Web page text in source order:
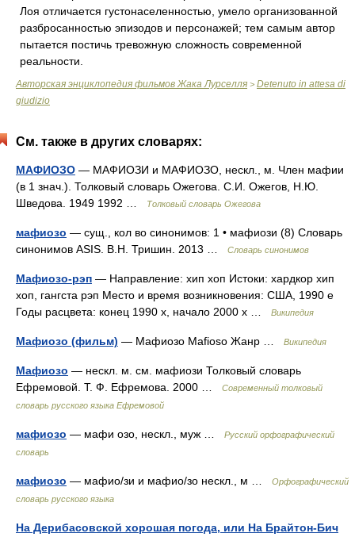
Лоя отличается густонаселенностью, умело организованной
разбросанностью эпизодов и персонажей; тем самым автор
пытается постичь тревожную сложность современной
реальности.
Авторская энциклопедия фильмов Жака Лурселля > Detenuto in attesa di
giudizio
См. также в других словарях:
МАФИОЗО — МАФИОЗИ и МАФИОЗО, нескл., м. Член мафии
(в 1 знач.). Толковый словарь Ожегова. С.И. Ожегов, Н.Ю.
Шведова. 1949 1992 …
Толковый словарь Ожегова
мафиозо — сущ., кол во синонимов: 1 • мафиози (8) Словарь
синонимов ASIS. В.Н. Тришин. 2013 …
Словарь синонимов
Мафиозо-рэп — Направление: хип хоп Истоки: хардкор хип
хоп, гангста рэп Место и время возникновения: США, 1990 е
Годы расцвета: конец 1990 х, начало 2000 х …
Википедия
Мафиозо (фильм) — Мафиозо Mafioso Жанр … Википедия
Мафиозо — нескл. м. см. мафиози Толковый словарь
Ефремовой. Т. Ф. Ефремова. 2000 …
Современный толковый
словарь русского языка Ефремовой
мафиозо — мафи озо, нескл., муж …
Русский орфографический
словарь
мафиозо — мафио/зи и мафио/зо нескл., м …
Орфографический
словарь русского языка
На Дерибасовской хорошая погода, или На Брайтон-Бич